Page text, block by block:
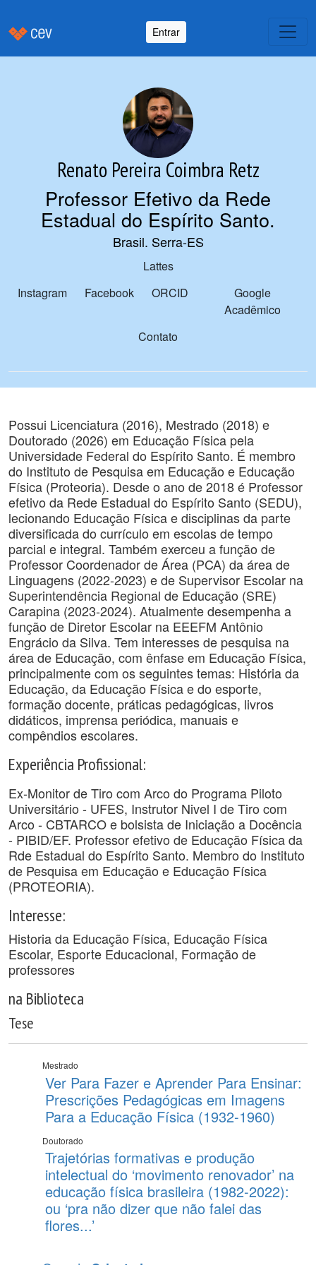
Entrar
Renato Pereira Coimbra Retz
Professor Efetivo da Rede
Estadual do Espírito Santo.
Brasil. Serra-ES
Lattes
Instagram
Facebook ORCID
Google
Acadêmico
Contato
Possui Licenciatura (2016), Mestrado (2018) e
Doutorado (2026) em Educação Física pela
Universidade Federal do Espírito Santo. É membro
do Instituto de Pesquisa em Educação e Educação
Física (Proteoria). Desde o ano de 2018 é Professor
efetivo da Rede Estadual do Espírito Santo (SEDU),
lecionando Educação Física e disciplinas da parte
diversificada do currículo em escolas de tempo
parcial e integral. Também exerceu a função de
Professor Coordenador de Área (PCA) da área de
Linguagens (2022-2023) e de Supervisor Escolar na
Superintendência Regional de Educação (SRE)
Carapina (2023-2024). Atualmente desempenha a
função de Diretor Escolar na EEEFM Antônio
Engrácio da Silva. Tem interesses de pesquisa na
área de Educação, com ênfase em Educação Física,
principalmente com os seguintes temas: História da
Educação, da Educação Física e do esporte,
formação docente, práticas pedagógicas, livros
didáticos, imprensa periódica, manuais e
compêndios escolares.
Experiência Profissional:
Ex-Monitor de Tiro com Arco do Programa Piloto
Universitário - UFES, Instrutor Nivel I de Tiro com
Arco - CBTARCO e bolsista de Iniciação a Docência
- PIBID/EF. Professor efetivo de Educação Física da
Rde Estadual do Espírito Santo. Membro do Instituto
de Pesquisa em Educação e Educação Física
(PROTEORIA).
Interesse:
Historia da Educação Física, Educação Física
Escolar, Esporte Educacional, Formação de
professores
na Biblioteca
Tese
Mestrado
Ver Para Fazer e Aprender Para Ensinar:
Prescrições Pedagógicas em Imagens
Para a Educação Física (1932-1960)
Doutorado
Trajetórias formativas e produção
intelectual do ‘movimento renovador’ na
educação física brasileira (1982-2022):
ou ‘pra não dizer que não falei das
flores...’